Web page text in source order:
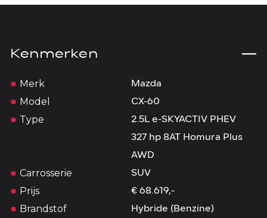
Kenmerken
Merk Mazda
Model CX-60
Type
2.5L e-SKYACTIV PHEV
327 hp 8AT Homura Plus
AWD
Carrosserie SUV
Prijs € 68.619,-
Brandstof Hybride (Benzine)